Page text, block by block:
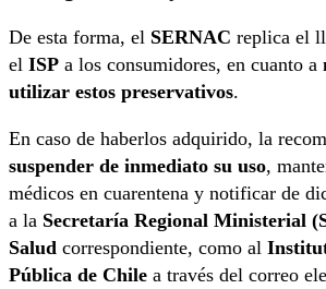
De esta forma, el SERNAC replica el
el ISP a los consumidores, en cuanto a
utilizar estos preservativos.
En caso de haberlos adquirido, la
suspender de inmediato su uso,
médicos en cuarentena y notificar de
a la Secretaría Regional Ministerial
Salud correspondiente, como al
Pública de Chile a través del correo